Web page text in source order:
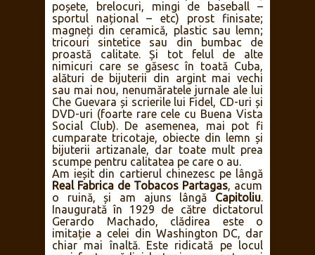
poșete, brelocuri, mingi de baseball –
sportul național – etc) prost finisate;
magneți din ceramică, plastic sau lemn;
tricouri sintetice sau din bumbac de
proastă calitate. Și tot felul de alte
nimicuri care se găsesc în toată Cuba,
alături de bijuterii din argint mai vechi
sau mai nou, nenumăratele jurnale ale lui
Che Guevara și scrierile lui Fidel, CD-uri și
DVD-uri (foarte rare cele cu Buena Vista
Social Club). De asemenea, mai pot fi
cumparate tricotaje, obiecte din lemn și
bijuterii artizanale, dar toate mult prea
scumpe pentru calitatea pe care o au.
Am ieșit din cartierul chinezesc pe lângă
Real Fabrica de Tobacos Partagas, acum
o ruină, și am ajuns lângă Capitoliu.
Inaugurată în 1929 de către dictatorul
Gerardo Machado, clădirea este o
imitație a celei din Washington DC, dar
chiar mai înaltă. Este ridicată pe locul